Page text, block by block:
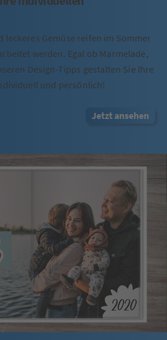
leckeres Gemüse reifen im Sommer
werden. Egal ob Marmelade,
Design-Tipps gestalten Sie Ihre
und persönlich!
Jetzt ansehen